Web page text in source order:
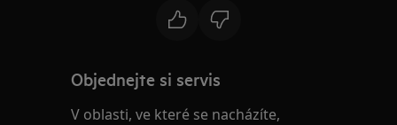
Objednejte si servis
V oblasti, ve které se nacházíte,